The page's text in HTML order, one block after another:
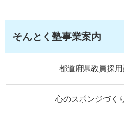
そんとく塾事業案内
都道府県教員採
心のスポンジづく